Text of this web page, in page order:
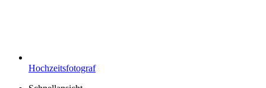
Hochzeitsfotograf